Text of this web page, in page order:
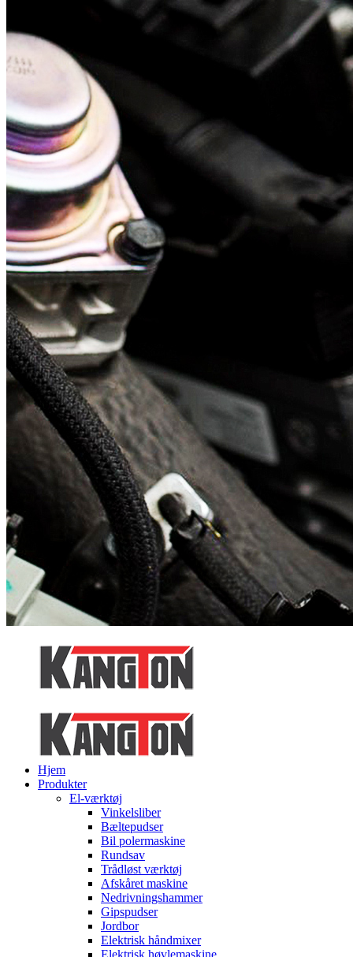
Hjem
Produkter
El-værktøj
Vinkelsliber
Bæltepudser
Bil polermaskine
Rundsav
Trådløst værktøj
Afskåret maskine
Nedrivningshammer
Gipspudser
Jordbor
Elektrisk håndmixer
Elektrisk høvlemaskine